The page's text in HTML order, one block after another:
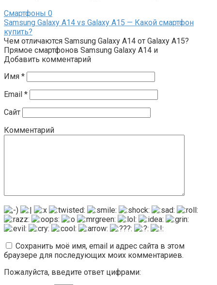
Смартфоны 0
Samsung Galaxy A14 vs Galaxy A15 — Какой смартфон
купить?
Чем отличаются Samsung Galaxy A14 от Galaxy A15?
Прямое смартфонов Samsung Galaxy A14 и
Добавить комментарий
Имя *
Email *
Сайт
Комментарий
Сохранить моё имя, email и адрес сайта в этом
браузере для последующих моих комментариев.
Пожалуйста, введите ответ цифрами: